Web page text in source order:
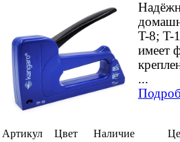
T-8; T-
имеет
...
Артикул Цвет Наличие